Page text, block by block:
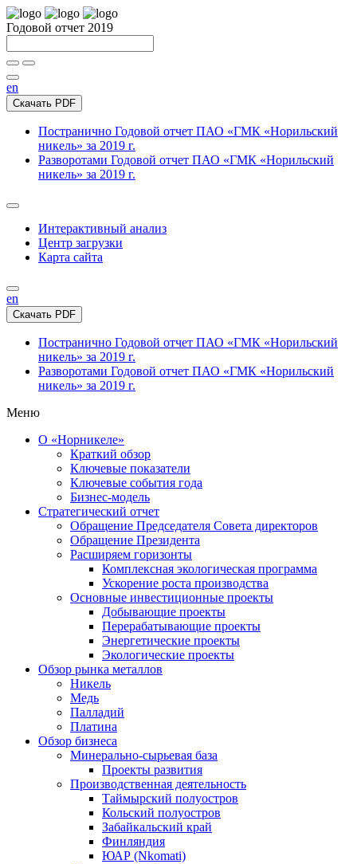
Годовой отчет 2019
en
Скачать PDF
Постранично Годовой отчет ПАО «ГМК «Норильский
никель» за 2019 г.
Разворотами Годовой отчет ПАО «ГМК «Норильский
никель» за 2019 г.
Интерактивный анализ
Центр загрузки
Карта сайта
en
Скачать PDF
Постранично Годовой отчет ПАО «ГМК «Норильский
никель» за 2019 г.
Разворотами Годовой отчет ПАО «ГМК «Норильский
никель» за 2019 г.
Меню
О «Норникеле»
Краткий обзор
Ключевые показатели
Ключевые события года
Бизнес-модель
Стратегический отчет
Обращение Председателя Совета директоров
Обращение Президента
Расширяем горизонты
Комплексная экологическая программа
Ускорение роста производства
Основные инвестиционные проекты
Добывающие проекты
Перерабатывающие проекты
Энергетические проекты
Экологические проекты
Обзор рынка металлов
Никель
Медь
Палладий
Платина
Обзор бизнеса
Минерально-сырьевая база
Проекты развития
Производственная деятельность
Таймырский полуостров
Кольский полуостров
Забайкальский край
Финляндия
ЮАР (Nkomati)